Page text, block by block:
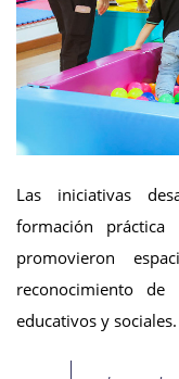
Las iniciativas
formación
promovieron
reconocimiento
educativos y sociales.